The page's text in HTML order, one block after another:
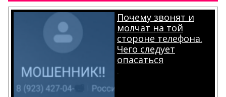
Почему звонят и
молчат на той
стороне телефона.
Чего следует
опасаться
.